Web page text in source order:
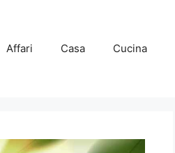
Affari Casa Cucina